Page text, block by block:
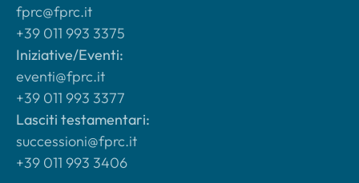
fprc@fprc.it
+39 011 993 3375
Iniziative/Eventi:
eventi@fprc.it
+39 011 993 3377
Lasciti testamentari:
successioni@fprc.it
+39 011 993 3406